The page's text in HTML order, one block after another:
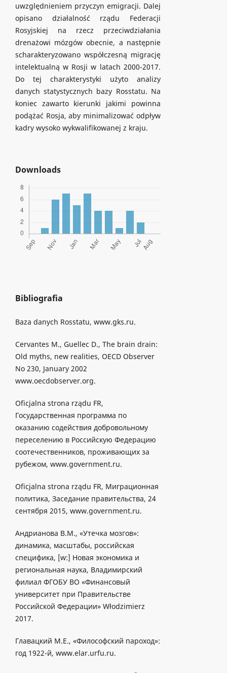
uwzględnieniem przyczyn emigracji. Dalej
opisano działalność rządu Federacji
Rosyjskiej na rzecz przeciwdziałania
drenażowi mózgów obecnie, a następnie
scharakteryzowano współczesną migrację
intelektualną w Rosji w latach 2000-2017.
Do tej charakterystyki użyto analizy
danych statystycznych bazy Rosstatu. Na
koniec zawarto kierunki jakimi powinna
podążać Rosja, aby minimalizować odpływ
kadry wysoko wykwalifikowanej z kraju.
Downloads
Bibliografia
Baza danych Rosstatu, www.gks.ru.
Cervantes M., Guellec D., The brain drain:
Old myths, new realities, OECD Observer
No 230, January 2002
www.oecdobserver.org.
Oficjalna strona rządu FR,
Государственная программа по
оказанию содействия добровольному
переселению в Российскую Федерацию
соотечественников, проживающих за
рубежом, www.government.ru.
Oficjalna strona rządu FR, Миграционная
политика, Заседание правительства, 24
сентября 2015, www.government.ru.
Андрианова В.М., «Утечка мозгов»:
динамика, масштабы, российская
специфика, [w:] Новая экономика и
региональная наука, Владимирский
филиал ФГОБУ ВО «Финансовый
университет при Правительстве
Российской Федерации» Włodzimierz
2017.
Главацкий М.Е., «Философский пароход»:
год 1922-й, www.elar.urfu.ru.